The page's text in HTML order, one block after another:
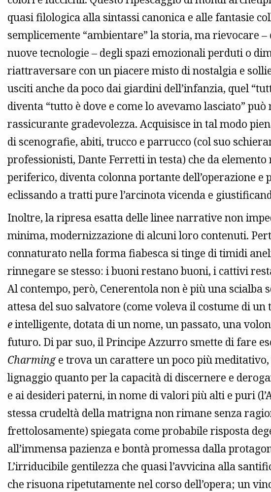
quasi filologica alla sintassi canonica e alle fantasie
semplicemente “ambientare” la storia, ma rievocare –
nuove tecnologie – degli spazi emozionali perduti o
riattraversare con un piacere misto di nostalgia e
usciti anche da poco dai giardini dell’infanzia, quel
diventa “tutto è dove e come lo avevamo lasciato”
rassicurante gradevolezza. Acquisisce in tal modo
di scenografie, abiti, trucco e parrucco (col suo
professionisti, Dante Ferretti in testa) che da
periferico, diventa colonna portante dell’operazione e
eclissando a tratti pure l’arcinota vicenda e
Inoltre, la ripresa esatta delle linee narrative non
minima, modernizzazione di alcuni loro contenuti.
connaturato nella forma fiabesca si tinge di timidi
rinnegare se stesso: i buoni restano buoni, i cattivi
Al contempo, però, Cenerentola non è più una scialba
attesa del suo salvatore (come voleva il costume di
eintelligente, dotata di un nome, un passato, una
futuro. Di par suo, il Principe Azzurro smette di fare
Charminge trova un carattere un poco più
lignaggio quanto per la capacità di discernere e
e ai desideri paterni, in nome di valori più alti e puri
stessa crudeltà della matrigna non rimane senza
frettolosamente) spiegata come probabile risposta
all’immensa pazienza e bontà promessa dalla
L’irriducibile gentilezza che quasi l’avvicina alla
che risuona ripetutamente nel corso dell’opera; un